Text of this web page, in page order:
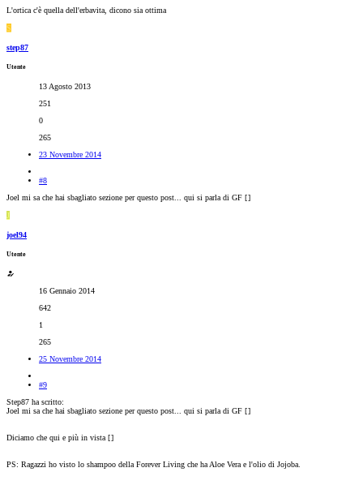
L'ortica c'è quella dell'erbavita, dicono sia ottima
S
step87
Utente
13 Agosto 2013
251
0
265
23 Novembre 2014
#8
Joel mi sa che hai sbagliato sezione per questo post... qui si parla di GF []
J
joel94
Utente
16 Gennaio 2014
642
1
265
25 Novembre 2014
#9
Step87 ha scritto:
Joel mi sa che hai sbagliato sezione per questo post... qui si parla di GF []
Diciamo che qui e più in vista []
PS: Ragazzi ho visto lo shampoo della Forever Living che ha Aloe Vera e l'olio di Jojoba.